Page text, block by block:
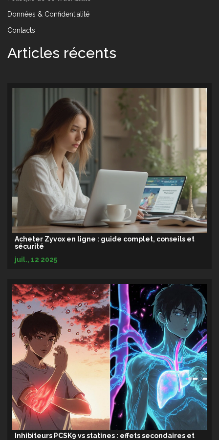
Données & Confidentialité
Contacts
Articles récents
Acheter Zyvox en ligne : guide complet, conseils et
sécurité
juil., 12 2025
Inhibiteurs PCSK9 vs statines : effets secondaires et